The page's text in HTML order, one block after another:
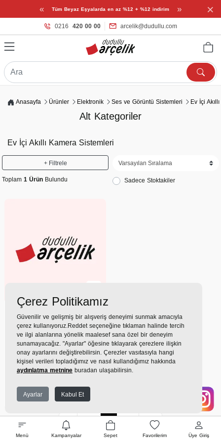
« Tüm Beyaz Eşyalarda en az %12 + %12 indirim » ×
0216 420 00 00 arcelik@dudullu.com
Menü Kampanyalar Sepet Favorilerim Üye Giriş
Anasayfa Ürünler Elektronik Ses ve Görüntü Sistemleri Ev İçi
Alt Kategoriler
Ev İçi Akıllı Kamera Sistemleri
+ Filtrele
Toplam 1 Ürün Bulundu Sadece Stoktakiler
(0)
Xiaomi Smart Camera
C500 Ev İçi Akıllı Kamera
Sistemleri
2.549TL
283 TLx 9 Taksit = 2.549 TL
Ekstra İndirim %12 = 2.243
İlk 1 Son
Çerez Politikamız
Güvenilir ve gelişmiş bir alışveriş deneyimi sunmak amacıyla
çerez kullanıyoruz.Reddet seçeneğine tıklaman halinde tercih
ve ilgi alanlarına yönelik maalesef sana özel bir deneyim
sunamayacağız. "Ayarlar" öğesine tıklayarak çerezlere ilişkin
onay ayarlarını değiştirebilirsin. Çerezler vasıtasıyla hangi
kişisel verileri topladığımız ve nasıl kullandığımız hakkında
aydınlatma metnine buradan ulaşabilirsin.
Ayarlar Kabul Et